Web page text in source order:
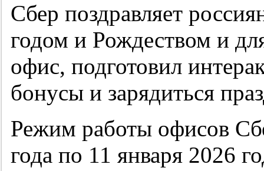
Сбер поздравляет
годом и Рождеством и
офис, подготовил
бонусы и зарядиться
Режим работы офисов
года по 11 января 2026